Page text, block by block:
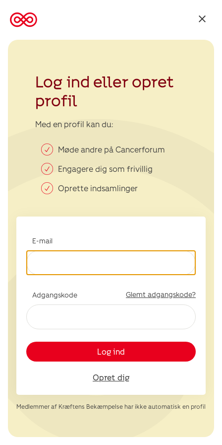
Tilbage
Kræftens
Log ind eller opret
profil
Med en profil kan du:
Møde andre på Cancerforum
Engagere dig som frivillig
Oprette indsamlinger
E-mail
Adgangskode Glemt adgangskode?
Log ind
Opret dig
Medlemmer af Kræftens Bekæmpelse har ikke automatisk en profil